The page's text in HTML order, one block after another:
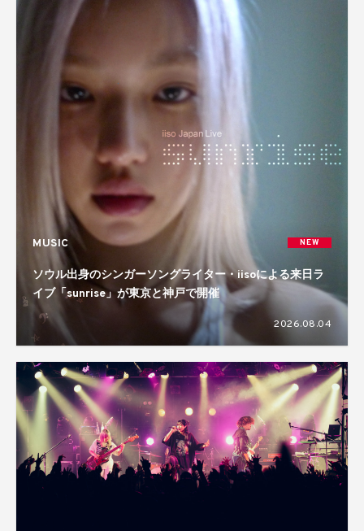
MUSIC NEW
ソウル出身のシンガーソングライター・iisoによる来日ラ
イブ「sunrise」が東京と神戸で開催
2026.08.04